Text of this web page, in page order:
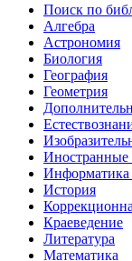
Поиск по
Алгебра
Астрономия
Биология
География
Геометрия
Иностранные
История
Краеведение
Литература
Математика